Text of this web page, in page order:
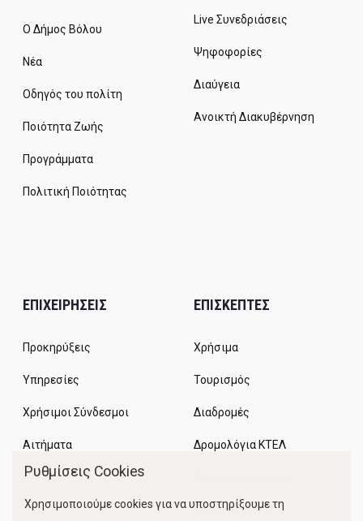
Ο Δήμος Βόλου
Νέα
Οδηγός του πολίτη
Ποιότητα Ζωής
Προγράμματα
Πολιτική Ποιότητας
Live Συνεδριάσεις
Ψηφοφορίες
Διαύγεια
Ανοικτή Διακυβέρνηση
ΕΠΙΧΕΙΡΗΣΕΙΣ
Προκηρύξεις
Υπηρεσίες
Χρήσιμοι Σύνδεσμοι
Αιτήματα
ΕΠΙΣΚΕΠΤΕΣ
Χρήσιμα
Τουρισμός
Διαδρομές
Δρομολόγια ΚΤΕΛ
Κίνηση Λιμένος
Ρυθμίσεις Cookies
Χρησιμοποιούμε cookies για να υποστηρίξουμε τη